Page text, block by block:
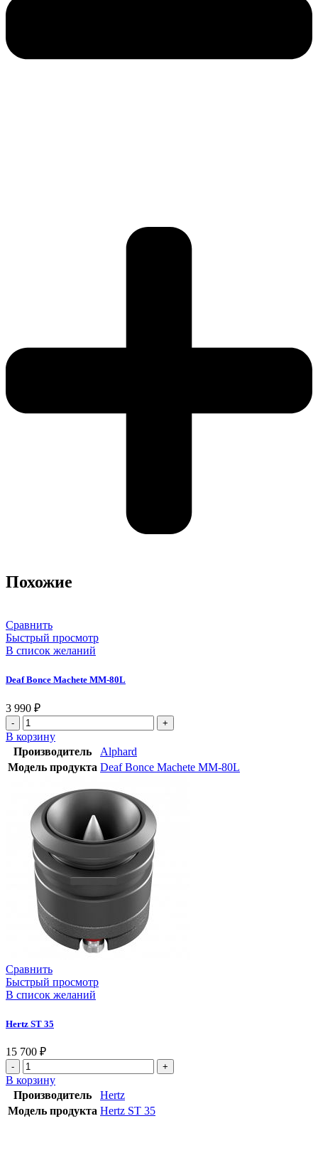
Похожие
Сравнить
Быстрый просмотр
В список желаний
Deaf Bonce Machete MM-80L
3 990 ₽
В корзину
Производитель
Alphard
Модель продукта Deaf Bonce Machete MM-80L
Сравнить
Быстрый просмотр
В список желаний
Hertz ST 35
15 700 ₽
В корзину
Производитель
Hertz
Модель продукта Hertz ST 35